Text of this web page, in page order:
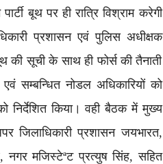
बूथ पर ही रात्रि विश्राम करेगी
प्रशासन एवं पुलिस अधीक्षक
की सूची के साथ ही फोर्स की तैनाती
सम्बन्धित नोडल अधिकारियों को
निर्देशित किया। वही बैठक में मुख्य
जिलाधिकारी प्रशासन जयभारत,
मजिस्टेªट प्रत्युष सिंह, सहित